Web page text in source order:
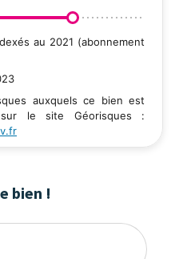
au 2021 (abonnement
auxquels ce bien est
le site Géorisques :
bien !